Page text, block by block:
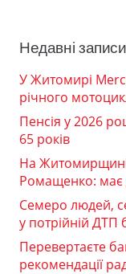
Недавні записи
У Житомирі
річного
Пенсія у 2026
65 років
На Житомирщині
Ромащенко: має
Семеро людей,
у потрійній ДТП
Перевертаєте
рекомендації